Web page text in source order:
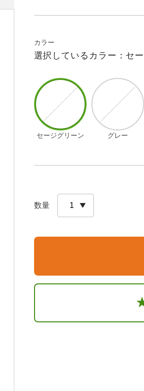
カラー
選択しているカラー：セ
セージグリーン グレー
数量